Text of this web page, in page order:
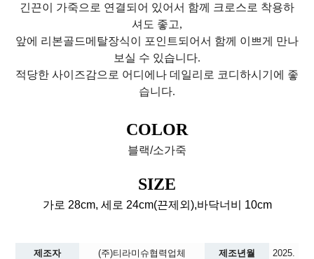
긴끈이 가죽으로 연결되어 있어서 함께 크로스로 착용하
셔도 좋고,
앞에 리본골드메탈장식이 포인트되어서 함께 이쁘게 만나
보실 수 있습니다.
적당한 사이즈감으로 어디에나 데일리로 코디하시기에 좋
습니다.
COLOR
블랙/소가죽
SIZE
가로 28cm, 세로 24cm(끈제외),바닥너비 10cm
제조자 (주)티라미슈협력업체 제조년월
2025.